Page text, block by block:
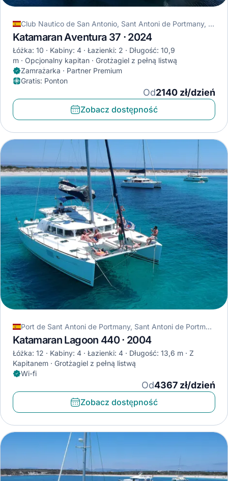
Club Nautico de San Antonio, Sant Antoni de Portmany, Hiszpania
Katamaran Aventura 37 · 2024
Łóżka: 10 Kabiny: 4 Łazienki: 2
Długość: 10,9
m
Opcjonalny kapitan
Grotżagiel z pełną listwą
Zamrażarka · Partner Premium
Gratis: Ponton
Od2140 zł/dzień
Zobacz dostępność
Port de Sant Antoni de Portmany, Sant Antoni de Portmany, Hiszpania
Katamaran Lagoon 440 · 2004
Łóżka: 12 Kabiny: 4 Łazienki: 4 Długość: 13,6 m
Z
Kapitanem
Grotżagiel z pełną listwą
Wi-fi
Od4367 zł/dzień
Zobacz dostępność